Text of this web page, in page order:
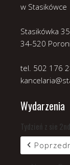
w Stasikówce
Stasikówka
34-520
tel. 502 176
Wydarzenia
Tydzień z sie 2nd